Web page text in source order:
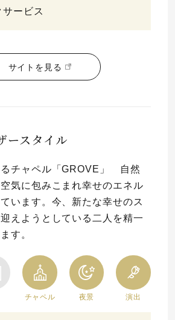
ービス
サイトを見る
ースタイル
るチャペル「GROVE」 自然
気に包みこまれ幸せのエネル
います。今、新たな幸せのス
えようとしている二人を精一
す。
チャペル 夜景 演出